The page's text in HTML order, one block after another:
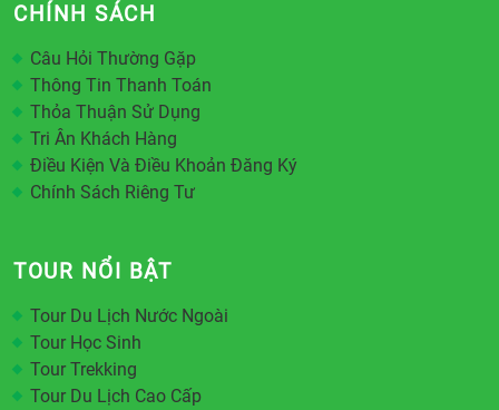
CHÍNH SÁCH
Câu Hỏi Thường Gặp
Thông Tin Thanh Toán
Thỏa Thuận Sử Dụng
Tri Ân Khách Hàng
Điều Kiện Và Điều Khoản Đăng Ký
Chính Sách Riêng Tư
TOUR NỔI BẬT
Tour Du Lịch Nước Ngoài
Tour Học Sinh
Tour Trekking
Tour Du Lịch Cao Cấp